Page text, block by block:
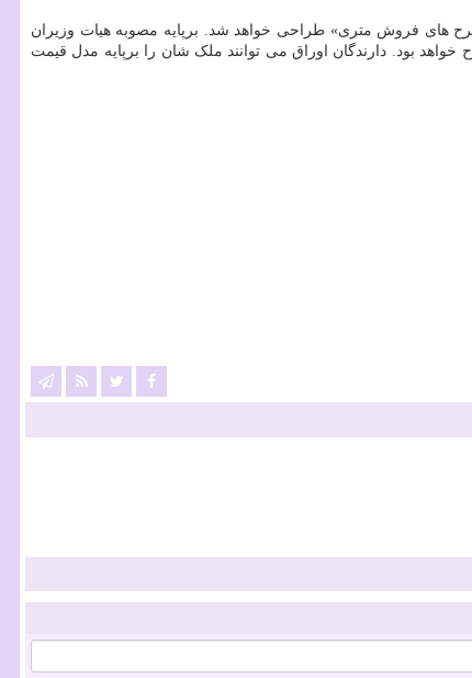
های فروش متری» طراحی خواهد شد. برپایه مصوبه هیات وزیران
بود. دارندگان اوراق می توانند ملک شان را برپایه مدل قیمت